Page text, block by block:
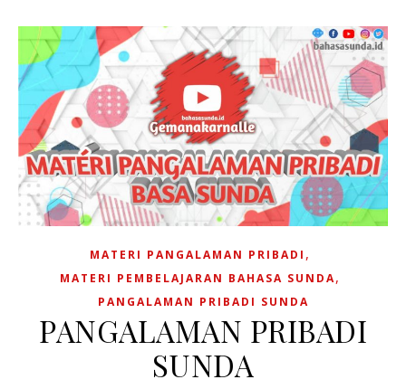
MATERI PANGALAMAN PRIBADI ,
MATERI PEMBELAJARAN BAHASA SUNDA,
PANGALAMAN PRIBADI SUNDA
PANGALAMAN PRIBADI
SUNDA